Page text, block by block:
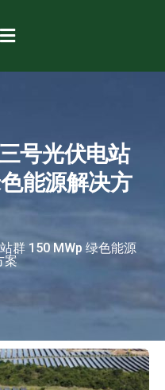
号光伏电站
能源解决方
群 150 MWp 绿色能源
案